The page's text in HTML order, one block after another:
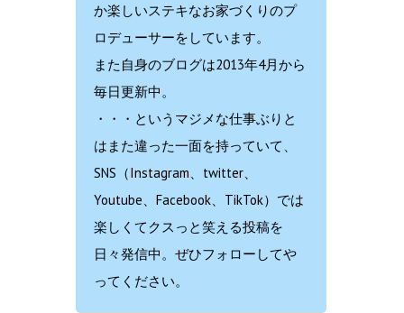
か楽しいステキなお家づくりのプ
ロデューサーをしています。
また自身のブログは2013年4月から
毎日更新中。
・・・というマジメな仕事ぶりと
はまた違った一面を持っていて、
SNS（Instagram、twitter、
Youtube、Facebook、TikTok）では
楽しくてクスっと笑える投稿を
日々発信中。ぜひフォローしてや
ってください。